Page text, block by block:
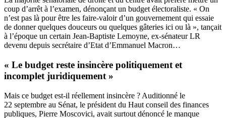
coup d’arrêt à l’examen, dénonçant un budget électoraliste. « On
n’est pas là pour être les faire-valoir d’un gouvernement qui essaie
de donner quelques douceurs ou quelques gâteries ici ou là », tançait
à l’époque un certain Jean-Baptiste Lemoyne, ex-sénateur LR
devenu depuis secrétaire d’Etat d’Emmanuel Macron…
« Le budget reste insincère politiquement et
incomplet juridiquement »
Mais ce budget est-il réellement insincère ? Auditionné le
22 septembre au Sénat, le président du Haut conseil des finances
publiques, Pierre Moscovici, avait surtout dénoncé le manque